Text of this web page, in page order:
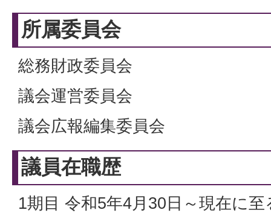
所属委員会
総務財政委員会
議会運営委員会
議会広報編集委員会
議員在職歴
1期目 令和5年4月30日～現在に至